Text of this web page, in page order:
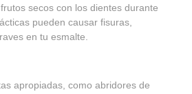
secos con los dientes durante
pueden causar fisuras,
en tu esmalte.
apropiadas, como abridores de